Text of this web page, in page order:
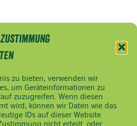
zu bieten, verwenden wir
um Geräteinformationen zu
zuzugreifen. Wenn diesen
wird, können wir Daten wie das
IDs auf dieser Website
nicht erteilt oder